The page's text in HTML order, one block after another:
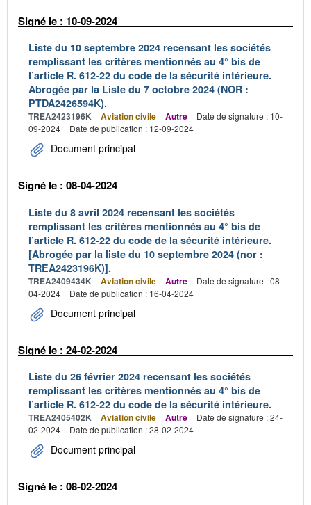
Signé le : 10-09-2024
Liste du 10 septembre 2024 recensant les sociétés
remplissant les critères mentionnés au 4° bis de
l’article R. 612-22 du code de la sécurité intérieure.
Abrogée par la Liste du 7 octobre 2024 (NOR :
PTDA2426594K).
TREA2423196K Aviation civile Autre
Date de signature : 10-
09-2024
Date de publication : 12-09-2024
Document principal
Signé le : 08-04-2024
Liste du 8 avril 2024 recensant les sociétés
remplissant les critères mentionnés au 4° bis de
l’article R. 612-22 du code de la sécurité intérieure.
[Abrogée par la liste du 10 septembre 2024 (nor :
TREA2423196K)].
TREA2409434K Aviation civile Autre
Date de signature : 08-
04-2024
Date de publication : 16-04-2024
Document principal
Signé le : 24-02-2024
Liste du 26 février 2024 recensant les sociétés
remplissant les critères mentionnés au 4° bis de
l’article R. 612-22 du code de la sécurité intérieure.
TREA2405402K Aviation civile Autre
Date de signature : 24-
02-2024
Date de publication : 28-02-2024
Document principal
Signé le : 08-02-2024